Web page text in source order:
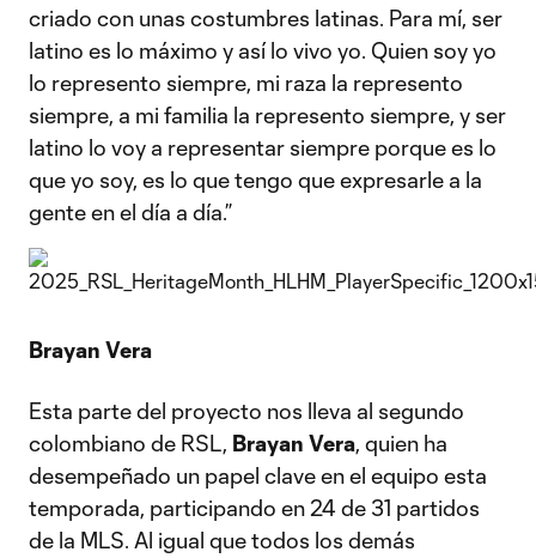
criado con unas costumbres latinas. Para mí, ser
latino es lo máximo y así lo vivo yo. Quien soy yo
lo represento siempre, mi raza la represento
siempre, a mi familia la represento siempre, y ser
latino lo voy a representar siempre porque es lo
que yo soy, es lo que tengo que expresarle a la
gente en el día a día.”
Brayan Vera
Esta parte del proyecto nos lleva al segundo
colombiano de RSL, Brayan Vera, quien ha
desempeñado un papel clave en el equipo esta
temporada, participando en 24 de 31 partidos
de la MLS. Al igual que todos los demás